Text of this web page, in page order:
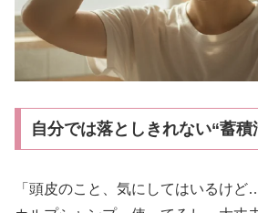
自分では落としきれない“蓄積
「頭皮のこと、気にしてはいるけ